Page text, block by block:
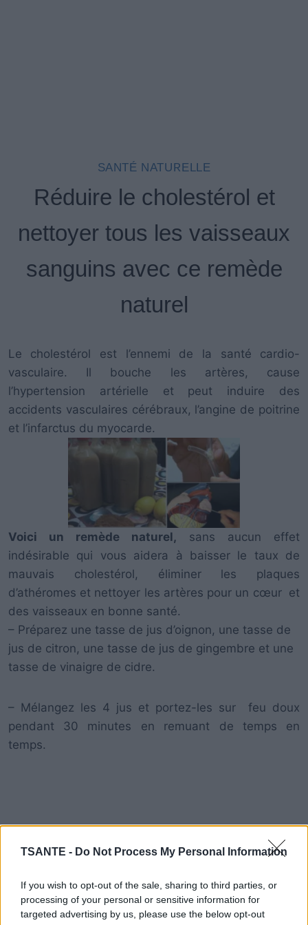
TSANTE - Do Not Process My Personal Information
If you wish to opt-out of the sale, sharing to third parties, or
processing of your personal or sensitive information for
targeted advertising by us, please use the below opt-out
SANTÉ NATURELLE
Réduire le cholestérol et
nettoyer tous les vaisseaux
sanguins avec ce remède
naturel
Le cholestérol est l’ennemi de la santé cardio-
vasculaire. Il bouche les artères, cause
l’hypertension artérielle et peut induire des
accidents vasculaires cérébraux, l’angine de poitrine
et l’infarctus du myocarde.
Voici un remède naturel, sans aucun effet
indésirable qui vous aidera à baisser le taux de
mauvais cholestérol, éliminer les plaques
d’athéromes et nettoyer les artères pour un cœur et
des vaisseaux en bonne santé.
– Préparez une tasse de jus d’oignon, une tasse de
jus de citron, une tasse de jus de gingembre et une
tasse de vinaigre de cidre.
– Mélangez les 4 jus et portez-les sur feu doux
pendant 30 minutes en remuant de temps en
temps.